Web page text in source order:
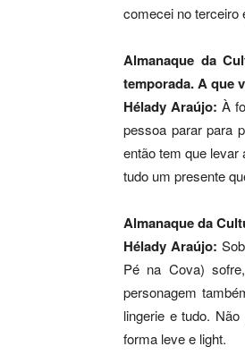
comecei no terceiro
Almanaque da
temporada. A que
Hélady Araújo: À
pessoa parar para
então tem que levar
tudo um presente
Almanaque da
Hélady Araújo:
Pé na Cova)
personagem
lingerie e tudo.
forma leve e light.